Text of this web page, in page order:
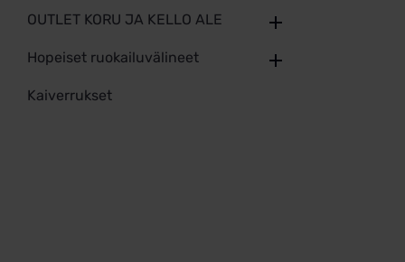
OUTLET KORU JA KELLO ALE
Hopeiset ruokailuvälineet
Kaiverrukset